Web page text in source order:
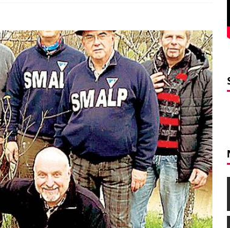
incendi Piemonte: Azione propone due soluzioni a
ALBA
Francesco Guccini, aveva 86 anni. Il ricordo
ALBA
indagine su amministratori, professionisti e
peculato e detenzione illecita di armi
CRONACA
comunali: coinvolti 77 Comuni piemontesi, dalla Regione
ampliare gli orari dei servizi a parità di tariffa
BRA